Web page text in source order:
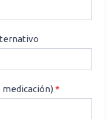
medicación)*